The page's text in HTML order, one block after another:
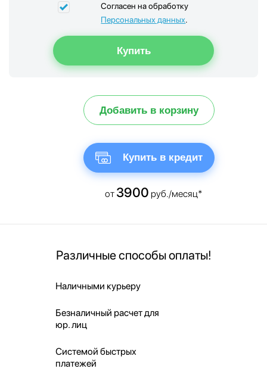
Согласен на обработку
Персональных данных.
Добавить в корзину
Купить в кредит
от 3900 руб./месяц*
Различные способы оплаты!
Наличными курьеру
Безналичный расчет для
юр. лиц
Системой быстрых
платежей